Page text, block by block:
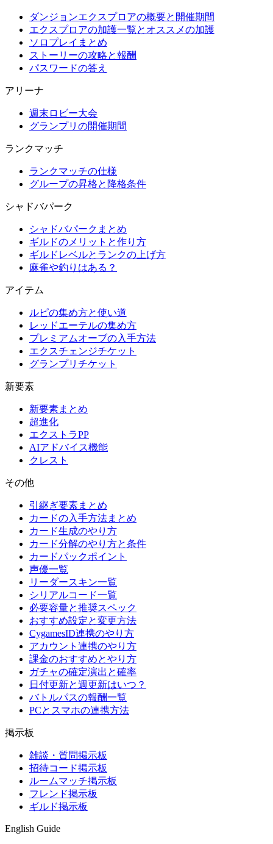
ダンジョンエクスプロアの概要と開催期間
エクスプロアの加護一覧とオススメの加護
ソロプレイまとめ
ストーリーの攻略と報酬
パスワードの答え
アリーナ
週末ロビー大会
グランプリの開催期間
ランクマッチ
ランクマッチの仕様
グループの昇格と降格条件
シャドバパーク
シャドバパークまとめ
ギルドのメリットと作り方
ギルドレベルとランクの上げ方
麻雀や釣りはある？
アイテム
ルピの集め方と使い道
レッドエーテルの集め方
プレミアムオーブの入手方法
エクスチェンジチケット
グランプリチケット
新要素
新要素まとめ
超進化
エクストラPP
AIアドバイス機能
クレスト
その他
引継ぎ要素まとめ
カードの入手方法まとめ
カード生成のやり方
カード分解のやり方と条件
カードパックポイント
声優一覧
リーダースキン一覧
シリアルコード一覧
必要容量と推奨スペック
おすすめ設定と変更方法
CygamesID連携のやり方
アカウント連携のやり方
課金のおすすめとやり方
ガチャの確定演出と確率
日付更新と週更新はいつ？
バトルパスの報酬一覧
PCとスマホの連携方法
掲示板
雑談・質問掲示板
招待コード掲示板
ルームマッチ掲示板
フレンド掲示板
ギルド掲示板
English Guide